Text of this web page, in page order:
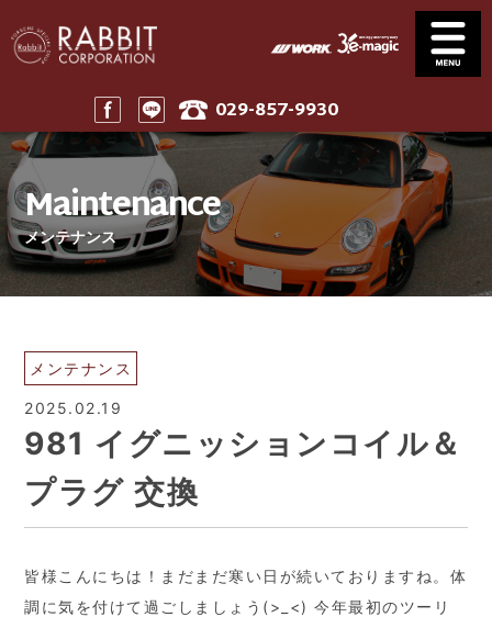
029-857-9930
Service
サービス案内
News
ニュース一覧
Stock
在庫車
Parts
パーツ
Company
会社案内
911 Touring
911ツーリング
Home
ホーム
Maintenance
メンテナンス
メンテナンス
2025.02.19
981 イグニッションコイル＆
プラグ 交換
皆様こんにちは！まだまだ寒い日が続いておりますね。体
調に気を付けて過ごしましょう(>_<) 今年最初のツーリ